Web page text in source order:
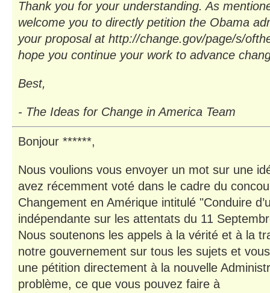
Thank you for your understanding. As
welcome you to directly petition the Obama
your proposal at http://change.gov/page/s/
hope you continue your work to advance
Best,
- The Ideas for Change in America Team
Bonjour ******,
Nous voulions vous envoyer un mot sur une
avez récemment voté dans le cadre du
Changement en Amérique intitulé "Conduire
indépendante sur les attentats du 11
Nous soutenons les appels à la vérité et à la
notre gouvernement sur tous les sujets et
une pétition directement à la nouvelle
problème, ce que vous pouvez faire à